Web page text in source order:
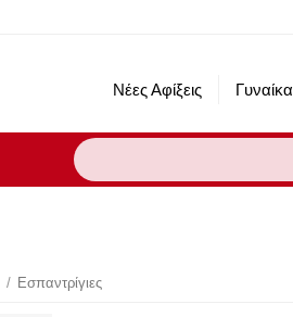
Νέες Αφίξεις Γυναίκα
/ Εσπαντρίγιες